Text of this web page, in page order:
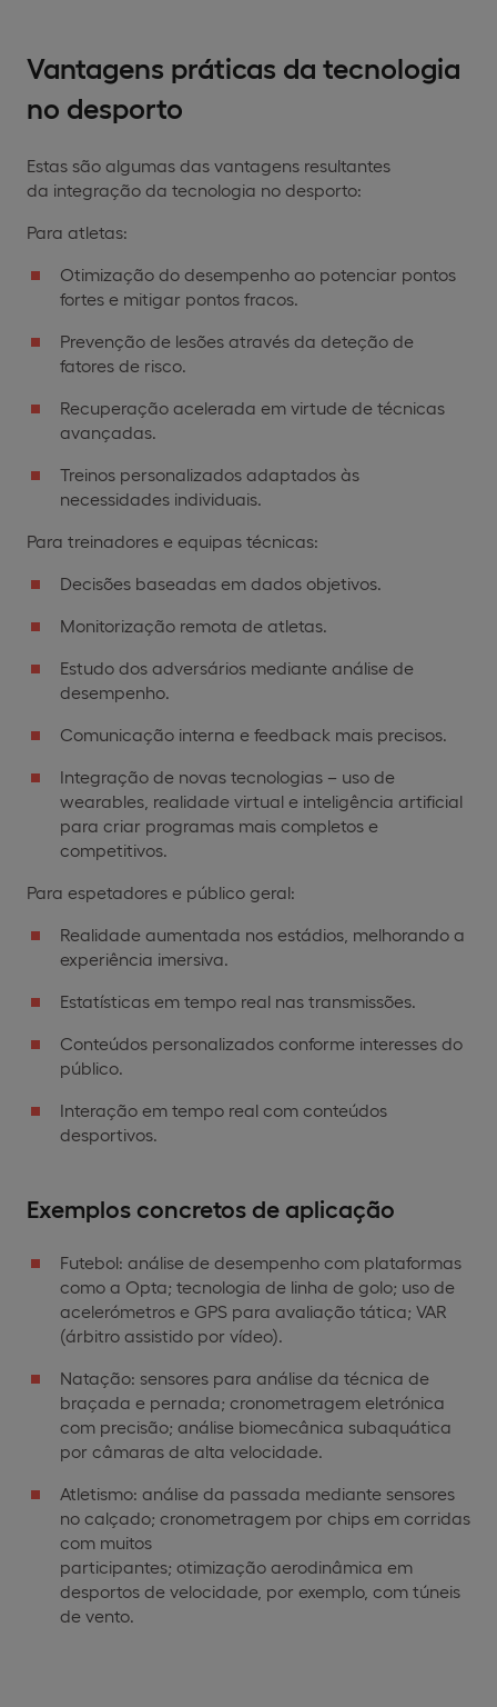
Vantagens práticas da tecnologia
no desporto
Estas são algumas das vantagens resultantes
da integração da tecnologia no desporto:
Para atletas:
Otimização do desempenho ao potenciar pontos
fortes e mitigar pontos fracos.
Prevenção de lesões através da deteção de
fatores de risco.
Recuperação acelerada em virtude de técnicas
avançadas.
Treinos personalizados adaptados às
necessidades individuais.
Para treinadores e equipas técnicas:
Decisões baseadas em dados objetivos.
Monitorização remota de atletas.
Estudo dos adversários mediante análise de
desempenho.
Comunicação interna e feedback mais precisos.
Integração de novas tecnologias – uso de
wearables, realidade virtual e inteligência artificial
para criar programas mais completos e
competitivos.
Para espetadores e público geral:
Realidade aumentada nos estádios, melhorando a
experiência imersiva.
Estatísticas em tempo real nas transmissões.
Conteúdos personalizados conforme interesses do
público.
Interação em tempo real com conteúdos
desportivos.
Exemplos concretos de aplicação
Futebol: análise de desempenho com plataformas
como a Opta; tecnologia de linha de golo; uso de
acelerómetros e GPS para avaliação tática; VAR
(árbitro assistido por vídeo).
Natação: sensores para análise da técnica de
braçada e pernada; cronometragem eletrónica
com precisão; análise biomecânica subaquática
por câmaras de alta velocidade.
Atletismo: análise da passada mediante sensores
no calçado; cronometragem por chips em corridas
com muitos
participantes; otimização aerodinâmica em
desportos de velocidade, por exemplo, com túneis
de vento.